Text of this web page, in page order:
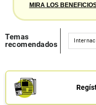
MIRA LOS
Temas
recomendados